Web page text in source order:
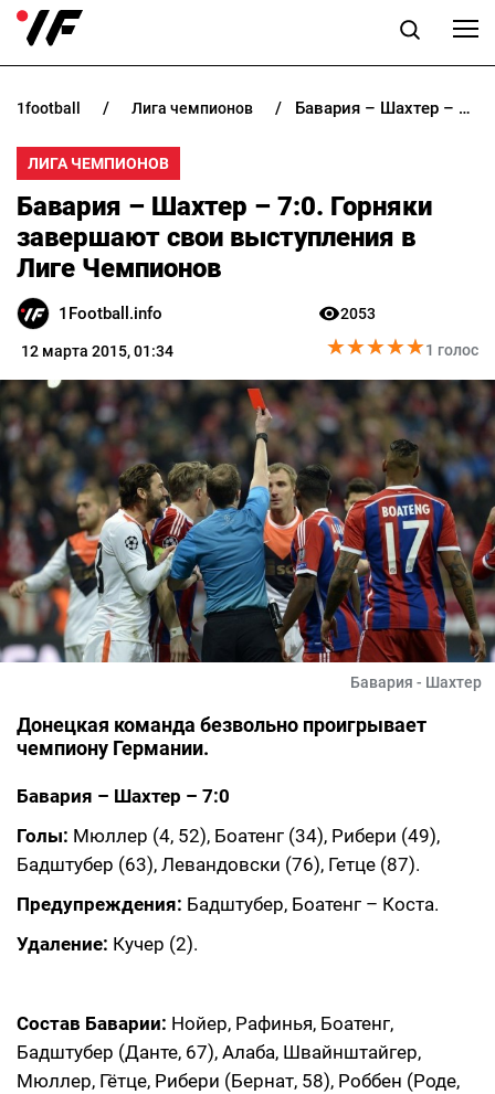
НОВОСТИ
ПРОГНОЗЫ
БУКМЕКЕРЫ
РАЗНОЕ
1football лига чемпионов Бавария – Шахтер – 7:0. Горняки завершают свои выступления в Лиге Чемпионов
ЛИГА ЧЕМПИОНОВ
Бавария – Шахтер – 7:0. Горняки
завершают свои выступления в
Лиге Чемпионов
1Football.info
12 марта 2015, 01:34
2053
★★★★★
★★★★★1 голос
Бавария - Шахтер
Донецкая команда безвольно проигрывает
чемпиону Германии.
Бавария – Шахтер – 7:0
Голы: Мюллер (4, 52), Боатенг (34), Рибери (49),
Бадштубер (63), Левандовски (76), Гетце (87).
Предупреждения: Бадштубер, Боатенг – Коста.
Удаление: Кучер (2).
Состав Баварии: Нойер, Рафинья, Боатенг,
Бадштубер (Данте, 67), Алаба, Швайнштайгер,
Мюллер, Гётце, Рибери (Бернат, 58), Роббен (Роде,